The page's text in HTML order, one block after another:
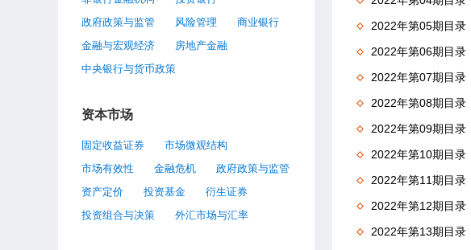
政府政策与监管
风险管理
商业银行
金融与宏观经济
房地产金融
中央银行与货币政策
资本市场
固定收益证券
市场微观结构
市场有效性
金融危机
政府政策与监管
资产定价
投资基金
衍生证券
投资组合与决策
外汇市场与汇率
2022年第05期目录
2022年第06期目录
2022年第07期目录
2022年第08期目录
2022年第09期目录
2022年第10期目录
2022年第11期目录
2022年第12期目录
2022年第13期目录